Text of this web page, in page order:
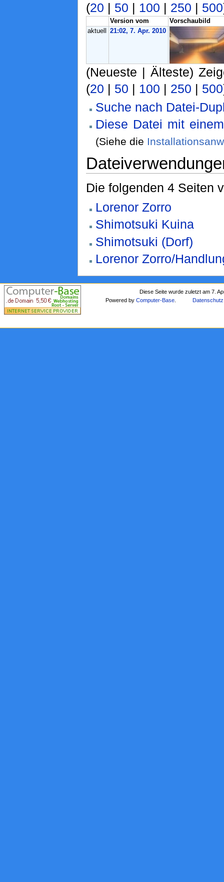
(20 | 50 | 100 | 250 | 500
Version vom
Vorschaubild
aktuell
21:02, 7. Apr. 2010
(Neueste | Älteste)
(20 | 50 | 100 | 250 | 500
Suche nach Datei-
Diese Datei mit
(Siehe die
Die folgenden 4 Seiten
Lorenor Zorro
Shimotsuki Kuina
Shimotsuki (Dorf)
Lorenor Zorro/
Diese Seite wurde zuletzt am 7.
Powered byComputer-Base Datenschutz